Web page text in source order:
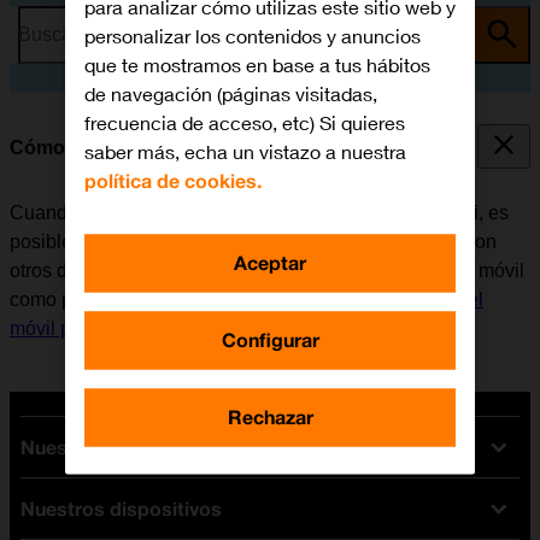
Busca por problema o tema
Cómo utilizar el móvil como punto de acceso Wi-Fi
Cuando se utiliza el móvil como punto de acceso Wi-Fi, es
posible compartir la conexión de internet del teléfono con
otros dispositivos a través de Wi-Fi. Antes de utilizar el móvil
como punto de acceso Wi-Fi, es necesario
configurar el
móvil para internet
Nuestras tarifas
Tarifas Orange
Nuestros dispositivos
para analizar cómo utilizas este sitio web y
personalizar los contenidos y anuncios
que te mostramos en base a tus hábitos
de navegación (páginas visitadas,
frecuencia de acceso, etc) Si quieres
saber más, echa un vistazo a nuestra
política de cookies.
Configurar
Rechazar
Aceptar